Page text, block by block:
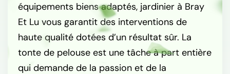
équipements biens adaptés, jardinier à Bray
Et Lu vous garantit des interventions de
haute qualité dotées d’un résultat sûr. La
tonte de pelouse est une tâche à part entière
qui demande de la passion et de la